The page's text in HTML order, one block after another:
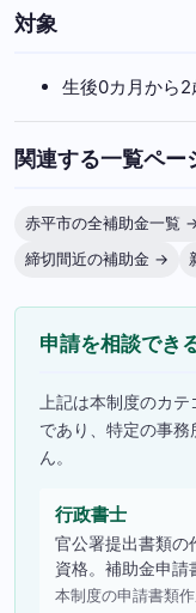
対象
生後0カ月から2
関連する一覧ペー
赤平市の全補助金一覧
締切間近の補助金 →
申請を相談でき
上記は本制度のカ
であり、特定の事
ん。
行政書士
官公署提出書類の
資格。補助金申請
本制度の申請書類